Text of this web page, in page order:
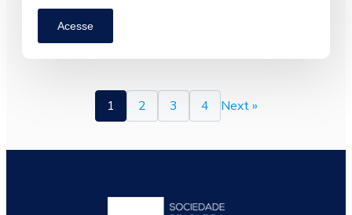
Acesse
1 2 3 4 Next »